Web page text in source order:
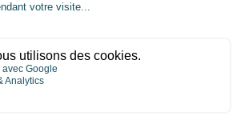
Mentions légales
de confidentialité